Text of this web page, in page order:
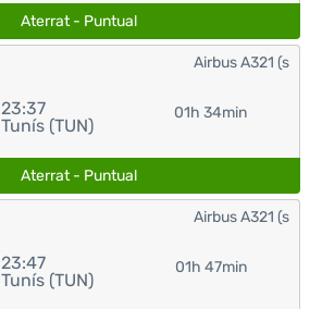
Aterrat - Puntual
23:37
Tunís (TUN)
01h 34min
Airbus A321 (s
Aterrat - Puntual
23:47
Tunís (TUN)
01h 47min
Airbus A321 (s